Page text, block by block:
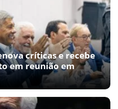
críticas e recebe
em reunião em